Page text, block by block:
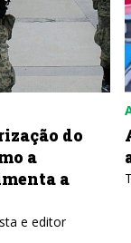
do
a
a
e editor